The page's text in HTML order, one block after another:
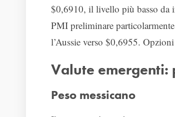
$0,6910, il livello più basso da
PMI preliminare
l’Aussie verso $0,6955.
Valute emergenti:
Peso messicano